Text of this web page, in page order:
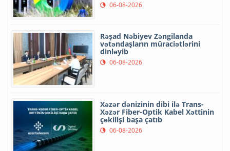
06-08-2026
Rəşad Nəbiyev Zəngilanda
vətəndaşların müraciətlərini
dinləyib
06-08-2026
Xəzər dənizinin dibi ilə Trans-
Xəzər Fiber-Optik Kabel Xəttinin
çəkilişi başa çatıb
06-08-2026